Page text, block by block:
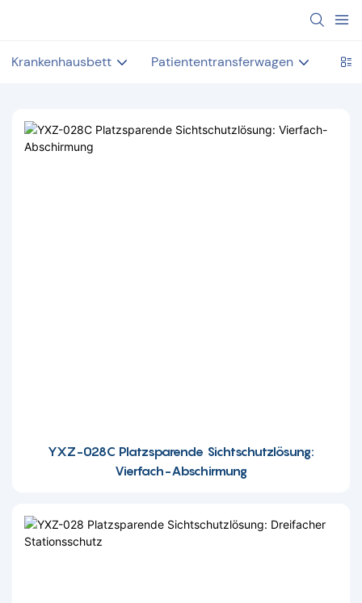
Krankenhausbett Patiententransferwagen
YXZ-028C Platzsparende Sichtschutzlösung:
Vierfach-Abschirmung